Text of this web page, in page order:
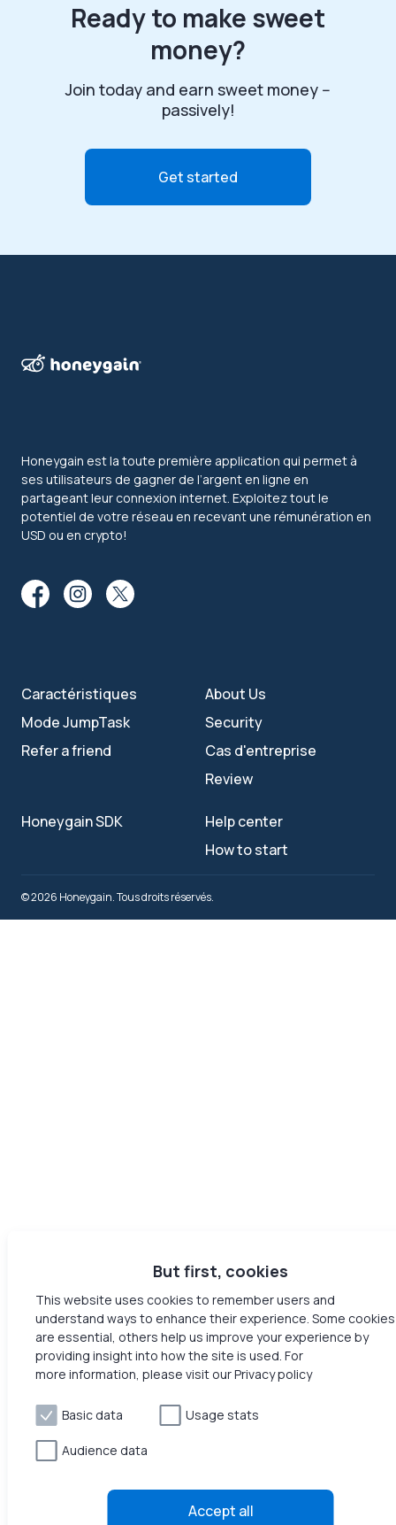
Ready to make sweet
money?
Join today and earn sweet money --
passively!
Get started
Honeygain est la toute première application qui permet à
ses utilisateurs de gagner de l’argent en ligne en
partageant leur connexion internet. Exploitez tout le
potentiel de votre réseau en recevant une rémunération en
USD ou en crypto!
Caractéristiques
Mode JumpTask
Refer a friend
About Us
Security
Cas d'entreprise
Review
Honeygain SDK
Help center
How to start
© 2026 Honeygain. Tous droits réservés.
But first, cookies
This website uses cookies to remember users and
understand ways to enhance their experience. Some cookies
are essential, others help us improve your experience by
providing insight into how the site is used. For
more information, please visit our Privacy policy
Basic data Usage stats
Audience data
Accept all